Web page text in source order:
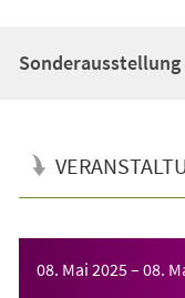
Sonderausstellung
08. Mai 2025– 08.